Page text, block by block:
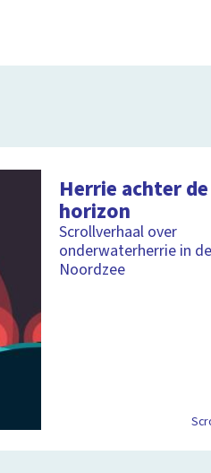
Herrie achter de
horizon
Scrollverhaal over
onderwaterherrie in de
Noordzee